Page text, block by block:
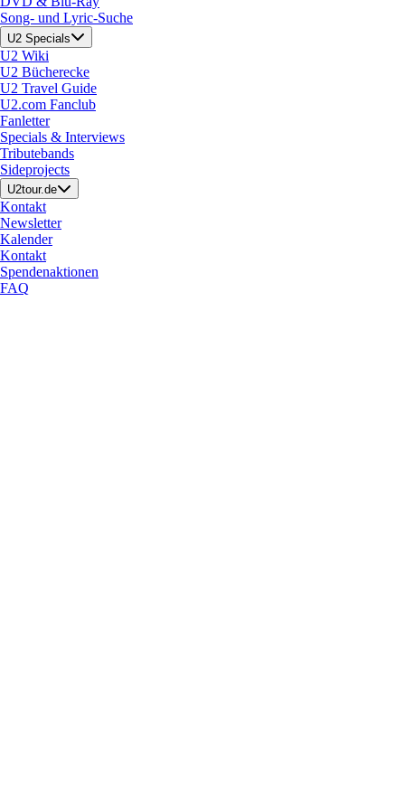
Song- und Lyric-Suche
U2 Specials
U2 Wiki
U2 Bücherecke
U2 Travel Guide
U2.com Fanclub
Fanletter
Specials & Interviews
Tributebands
Sideprojects
U2tour.de
Kontakt
Newsletter
Kalender
Kontakt
Spendenaktionen
FAQ